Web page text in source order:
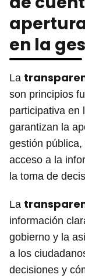
en la
La
son principios
participativa en
garantizan la
gestión
acceso a la
la toma de
La
información
gobierno y la
a los
decisiones y